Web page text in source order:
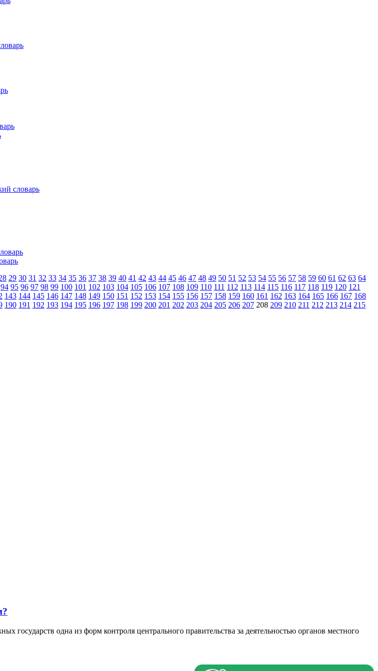
словарь
29 30 31 32 33 34 35 36 37 38 39 40 41 42 43 44 45 46 47 48 49 50 51 52 53 54 55 56 57 58 59 60 61 62 63 64
94 95 96 97 98 99 100 101 102 103 104 105 106 107 108 109 110 111 112 113 114 115 116 117 118 119 120 121
143 144 145 146 147 148 149 150 151 152 153 154 155 156 157 158 159 160 161 162 163 164 165 166 167 168
190 191 192 193 194 195 196 197 198 199 200 201 202 203 204 205 206 207 208 209 210 211 212 213 214 215
одна из форм контроля центрального правительства за деятельностью органов местного